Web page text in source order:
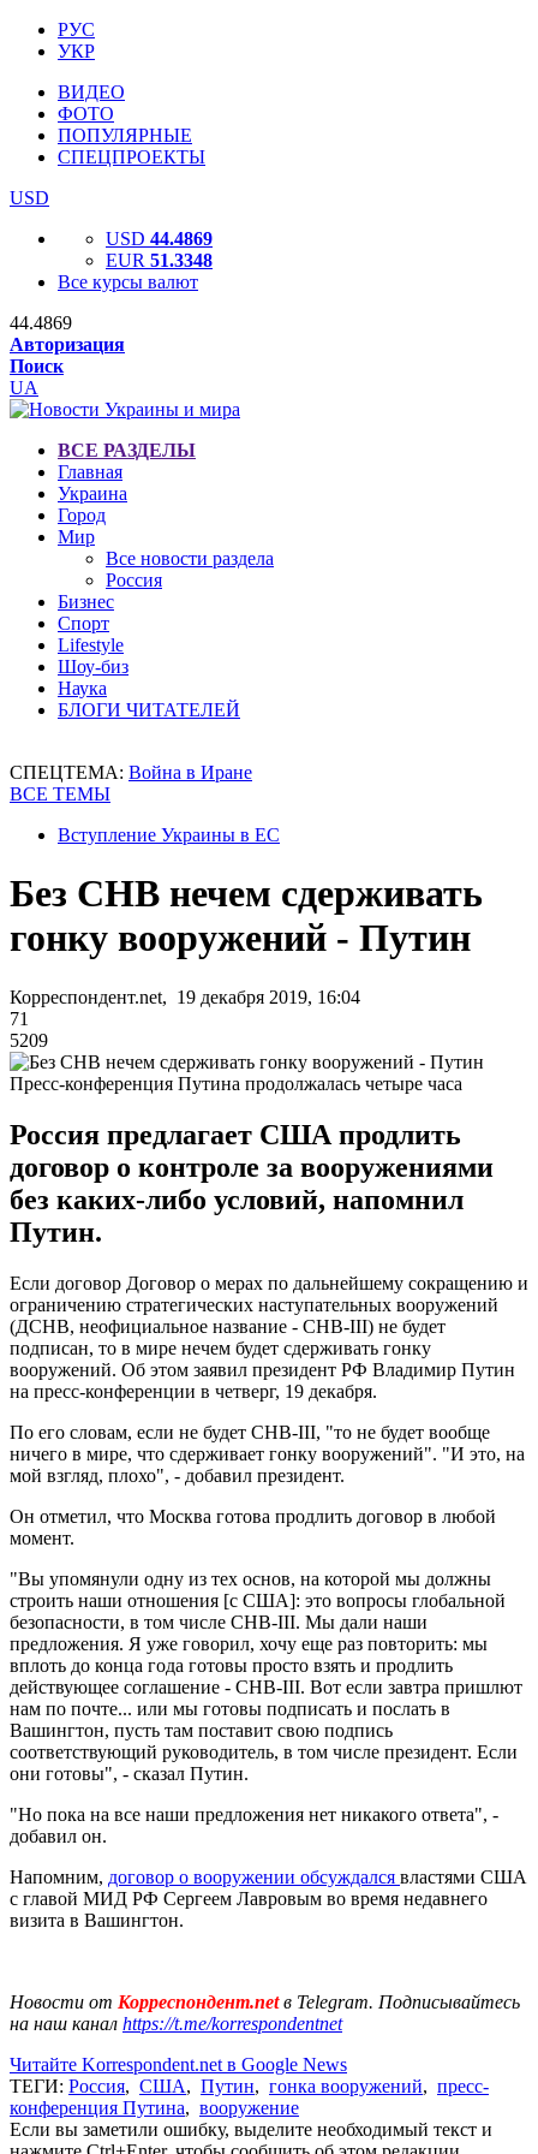
РУС
УКР
ВИДЕО
ФОТО
ПОПУЛЯРНЫЕ
СПЕЦПРОЕКТЫ
USD
USD 44.4869
EUR 51.3348
Все курсы валют
44.4869
Авторизация
Поиск
UA
ВСЕ РАЗДЕЛЫ
Главная
Украина
Город
Мир
Все новости раздела
Россия
Бизнес
Спорт
Lifestyle
Шоу-биз
Наука
БЛОГИ ЧИТАТЕЛЕЙ
СПЕЦТЕМА: Война в Иране
ВСЕ ТЕМЫ
Вступление Украины в ЕС
Без СНВ нечем сдерживать
гонку вооружений - Путин
Корреспондент.net, 19 декабря 2019, 16:04
71
5209
Пресс-конференция Путина продолжалась четыре часа
Россия предлагает США продлить
договор о контроле за вооружениями
без каких-либо условий, напомнил
Путин.
Если договор Договор о мерах по дальнейшему сокращению и
ограничению стратегических наступательных вооружений
(ДСНВ, неофициальное название - СНВ-III) не будет
подписан, то в мире нечем будет сдерживать гонку
вооружений. Об этом заявил президент РФ Владимир Путин
на пресс-конференции в четверг, 19 декабря.
По его словам, если не будет СНВ-III, "то не будет вообще
ничего в мире, что сдерживает гонку вооружений". "И это, на
мой взгляд, плохо", - добавил президент.
Он отметил, что Москва готова продлить договор в любой
момент.
"Вы упомянули одну из тех основ, на которой мы должны
строить наши отношения [с США]: это вопросы глобальной
безопасности, в том числе СНВ-III. Мы дали наши
предложения. Я уже говорил, хочу еще раз повторить: мы
вплоть до конца года готовы просто взять и продлить
действующее соглашение - СНВ-III. Вот если завтра пришлют
нам по почте... или мы готовы подписать и послать в
Вашингтон, пусть там поставит свою подпись
соответствующий руководитель, в том числе президент. Если
они готовы", - сказал Путин.
"Но пока на все наши предложения нет никакого ответа", -
добавил он.
Напомним, договор о вооружении обсуждался властями США
с главой МИД РФ Сергеем Лавровым во время недавнего
визита в Вашингтон.
Новости от Корреспондент.netв Telegram. Подписывайтесь
на наш канал https://t.me/korrespondentnet
Читайте Korrespondent.net в Google News
ТЕГИ: Россия, США, Путин, гонка вооружений, пресс-
конференция Путина, вооружение
Если вы заметили ошибку, выделите необходимый текст и